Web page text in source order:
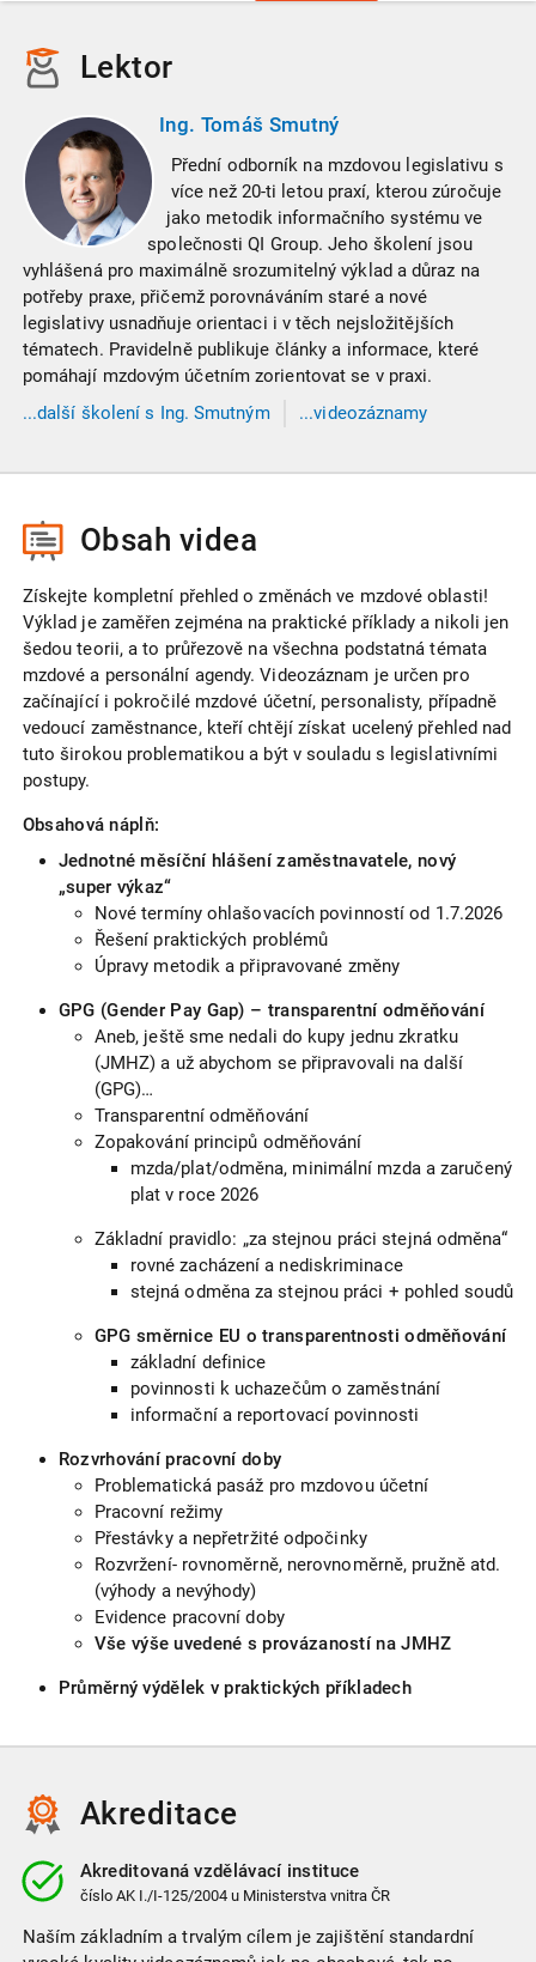
Lektor
Ing. Tomáš Smutný
Přední odborník na mzdovou legislativu s
více než 20-ti letou praxí, kterou zúročuje
jako metodik informačního systému ve
společnosti QI Group. Jeho školení jsou
vyhlášená pro maximálně srozumitelný výklad a důraz na
potřeby praxe, přičemž porovnáváním staré a nové
legislativy usnadňuje orientaci i v těch nejsložitějších
tématech. Pravidelně publikuje články a informace, které
pomáhají mzdovým účetním zorientovat se v praxi.
...další školení s Ing. Smutným
...videozáznamy
Obsah videa
Získejte kompletní přehled o změnách ve mzdové oblasti!
Výklad je zaměřen zejména na praktické příklady a nikoli jen
šedou teorii, a to průřezově na všechna podstatná témata
mzdové a personální agendy. Videozáznam je určen pro
začínající i pokročilé mzdové účetní, personalisty, případně
vedoucí zaměstnance, kteří chtějí získat ucelený přehled nad
tuto širokou problematikou a být v souladu s legislativními
postupy.
Obsahová náplň:
Jednotné měsíční hlášení zaměstnavatele, nový
„super výkaz“
Nové termíny ohlašovacích povinností od 1.7.2026
Řešení praktických problémů
Úpravy metodik a připravované změny
GPG (Gender Pay Gap) – transparentní odměňování
Aneb, ještě sme nedali do kupy jednu zkratku
(JMHZ) a už abychom se připravovali na další
(GPG)…
Transparentní odměňování
Zopakování principů odměňování
mzda/plat/odměna, minimální mzda a zaručený
plat v roce 2026
Základní pravidlo: „za stejnou práci stejná odměna“
rovné zacházení a nediskriminace
stejná odměna za stejnou práci + pohled soudů
GPG směrnice EU o transparentnosti odměňování
základní definice
povinnosti k uchazečům o zaměstnání
informační a reportovací povinnosti
Rozvrhování pracovní doby
Problematická pasáž pro mzdovou účetní
Pracovní režimy
Přestávky a nepřetržité odpočinky
Rozvržení- rovnoměrně, nerovnoměrně, pružně atd.
(výhody a nevýhody)
Evidence pracovní doby
Vše výše uvedené s provázaností na JMHZ
Průměrný výdělek v praktických příkladech
Akreditace
Akreditovaná vzdělávací instituce
číslo AK I./I-125/2004u Ministerstva vnitra ČR
Naším základním a trvalým cílem je zajištění standardní